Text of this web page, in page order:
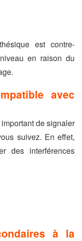
est contre-
en raison du
avec
de signaler
suivez. En effet,
des interférences
à la